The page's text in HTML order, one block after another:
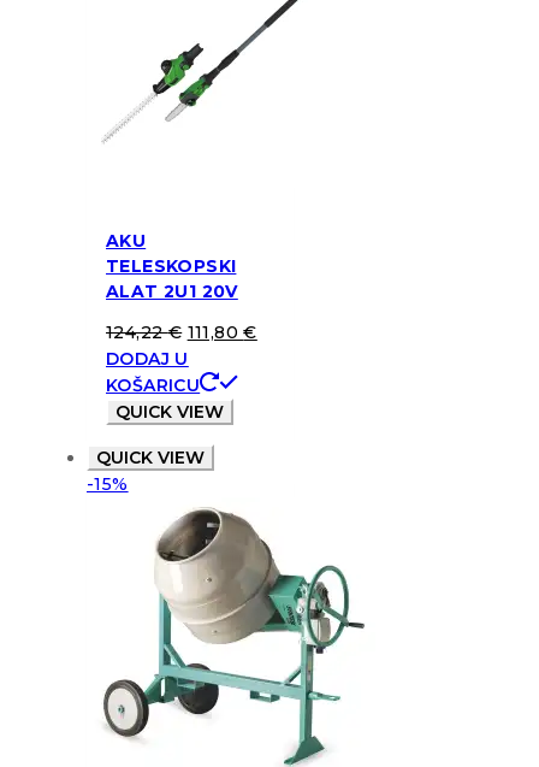
AKU
TELESKOPSKI
ALAT 2U1 20V
124,22€ 111,80€
DODAJ U
KOŠARICU
QUICK VIEW
QUICK VIEW
-15%